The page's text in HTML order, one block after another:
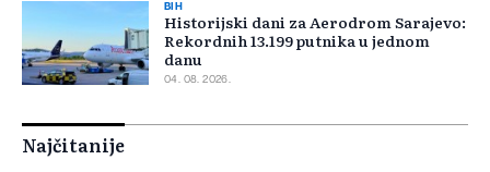
BIH
Historijski dani za Aerodrom Sarajevo:
Rekordnih 13.199 putnika u jednom
danu
04. 08. 2026.
Najčitanije